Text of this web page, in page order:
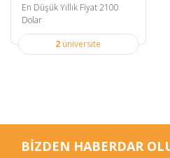
En Düşük Yıllık Fiyat 2100
Dolar
2 üniversite
BİZDEN HABERDAR